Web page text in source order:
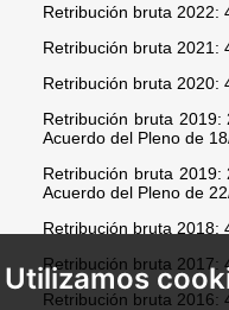
Utilizamos
Retribución bruta 2022:
Retribución bruta 2021:
Retribución bruta 2020:
Retribución bruta 2019:
Acuerdo del Pleno de
Retribución bruta 2019:
Acuerdo del Pleno de
Retribución bruta 2018:
Retribución bruta 2017:
Retribución bruta 2016: